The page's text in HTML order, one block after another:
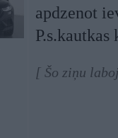
apdzenot
[ Šo ziņu